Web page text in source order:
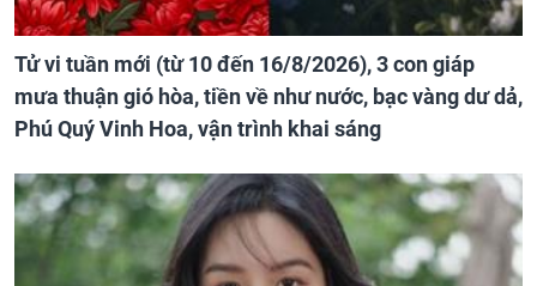
Tử vi tuần mới (từ 10 đến 16/8/2026), 3 con giáp
mưa thuận gió hòa, tiền về như nước, bạc vàng dư dả,
Phú Quý Vinh Hoa, vận trình khai sáng